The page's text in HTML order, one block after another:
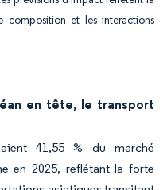
composition et les interactions
en tête, le transport
41,55 % du marché
en 2025, reflétant la forte